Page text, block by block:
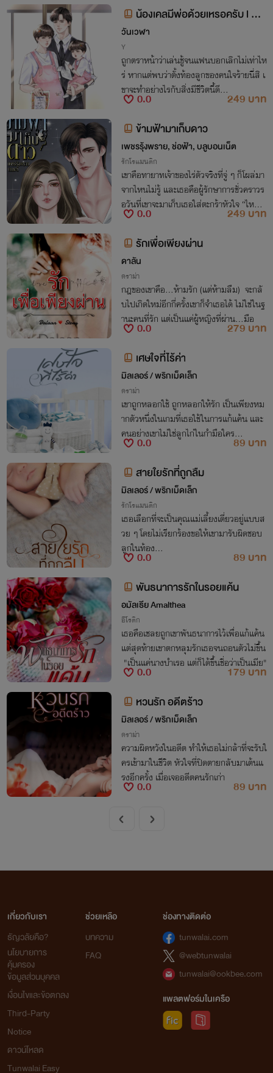
น้องเคลมีพ่อด้วยเหรอครับ l Mp
reg
วันเวฬา
Y
ถูกตราหน้าว่าเล่นชู้จนแฟนบอกเลิกไม่เท่าไห
ร่ หากแต่พบว่าตั้งท้องลูกของคนใจร้ายนี่สิ เ
ขาจะทำอย่างไรกับสิ่งมีชีวิตนี้ดี...
0.0
249 บาท
ข้ามฟ้ามาเก็บดาว
เพชรรุ้งพราย, ช่อฟ้า, บลูบอนเน็ต
รักโรแมนติก
เขาคือทายาทเจ้าของไร่ตัวจริงที่จู่ ๆ ก็โผล่มา
จากไหนไม่รู้ และเธอคือผู้รักษาการชั่วคราวร
อวันที่เขาจะมาเก็บเธอใส่ตะกร้าหัวใจ “ไหนบ
อกให้มาเก็บดาวไง” “ก็ดาวบนฟ้านั่นมีเยอะแ
ยะ” “จะเก็บดาวบนดินดวงนี้”
0.0
249 บาท
รักเพื่อเพียงผ่าน
ดาลัน
ดราม่า
กฎของเขาคือ...ห้ามรัก (แต่ห้ามลืม) จะกลั
บไปเกิดใหม่อีกกี่ครั้งเขาก็จำเธอได้ ไม่ใช่ในฐ
านะคนที่รัก แต่เป็นแค่ผู้หญิงที่ผ่าน...มือ
0.0
279 บาท
เศษใจที่ไร้ค่า
มิลเลอร์ / พริกเม็ดเล็ก
ดราม่า
เขาถูกหลอกใช้ ถูกหลอกให้รัก เป็นเพียงหม
ากตัวหนึ่งในเกมที่เธอใช้ในการแก้แค้น และ
คนอย่างเขาไม่ใช่ลูกไก่ในกำมือใคร…
0.0
89 บาท
สายใยรักที่ถูกลืม
มิลเลอร์ / พริกเม็ดเล็ก
รักโรแมนติก
เธอเลือกที่จะเป็นคุณแม่เลี้ยงเดี่ยวอยู่แบบส
วย ๆ โดยไม่เรียกร้องขอให้เขามารับผิดชอบ
ลูกในท้อง...
0.0
89 บาท
พันธนาการรักในรอยแค้น
อมัลเธีย​ Amalthea
อีโรติก
เธอคือเชลยถูกเขาพันธนาการไว้เพื่อแก้แค้น
แต่สุดท้ายเขาตกหลุมรักเธอจนถอนตัวไม่ขึ้น
"เป็นแค่นางบำเรอ แต่ก็ได้ขึ้นชื่อว่าเป็นเมีย"
0.0
179 บาท
หวนรัก อดีตร้าว
มิลเลอร์ / พริกเม็ดเล็ก
ดราม่า
ความผิดหวังในอดีต ทำให้เธอไม่กล้าที่จะรับใ
ครเข้ามาในชีวิต หัวใจที่ปิดตายกลับมาเต้นแ
รงอีกครั้ง เมื่อเจออดีตคนรักเก่า
0.0 89 บาท
เกี่ยวกับเรา
ธัญวลัยคือ?
นโยบายการ
คุ้มครอง
ข้อมูลส่วนบุคคล
เงื่อนไขและข้อตกลง
Third-Party
Notice
ดาวน์โหลด
Tunwalai Easy
ช่วยเหลือ
บทความ
FAQ
ช่องทางติดต่อ
tunwalai.com
@webtunwalai
tunwalai@ookbee.com
แพลตฟอร์มในเครือ